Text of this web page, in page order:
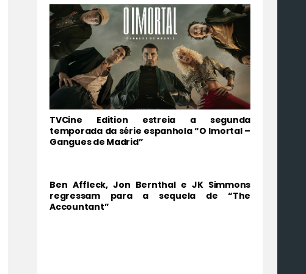
TVCine Edition estreia a segunda
temporada da série espanhola “O Imortal –
Gangues de Madrid”
Ben Affleck, Jon Bernthal e JK Simmons
regressam para a sequela de “The
Accountant”